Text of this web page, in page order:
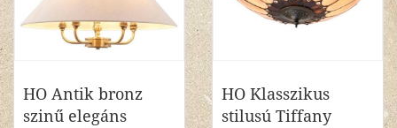
HO Antik bronz
szinű elegáns
HO Klasszikus
stilusú Tiffany